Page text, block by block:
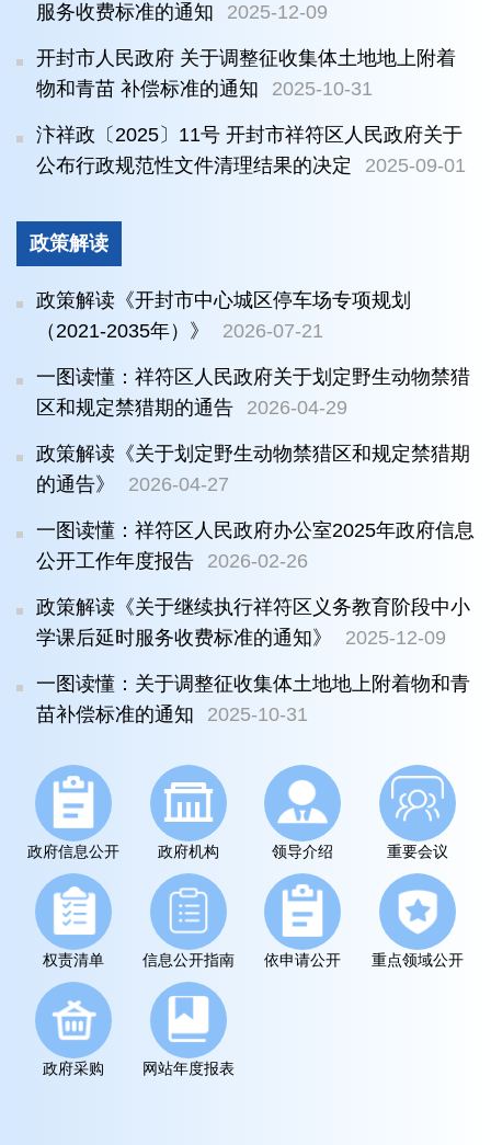
服务收费标准的通知
2025-12-09
开封市人民政府 关于调整征收集体土地地上附着
物和青苗 补偿标准的通知
2025-10-31
汴祥政〔2025〕11号 开封市祥符区人民政府关于
公布行政规范性文件清理结果的决定
2025-09-01
政策解读
政策解读《开封市中心城区停车场专项规划
（2021-2035年）》
2026-07-21
一图读懂：祥符区人民政府关于划定野生动物禁猎
区和规定禁猎期的通告
2026-04-29
政策解读《关于划定野生动物禁猎区和规定禁猎期
的通告》
2026-04-27
一图读懂：祥符区人民政府办公室2025年政府信息
公开工作年度报告
2026-02-26
政策解读《关于继续执行祥符区义务教育阶段中小
学课后延时服务收费标准的通知》
2025-12-09
一图读懂：关于调整征收集体土地地上附着物和青
苗补偿标准的通知
2025-10-31
政府信息公开 政府机构 领导介绍 重要会议
权责清单 信息公开指南 依申请公开 重点领域公开
政府采购 网站年度报表